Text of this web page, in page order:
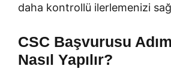
daha kontrollü ilerlemenizi
CSC Başvurusu
Nasıl Yapılır?